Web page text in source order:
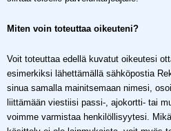
Miten voin toteuttaa oikeuteni?
Voit toteuttaa edellä kuvatut oikeutesi
esimerkiksi lähettämällä sähköpostia
sinua samalla mainitsemaan nimesi,
liittämään viestiisi passi-, ajokortti- tai
voimme varmistaa henkilöllisyytesi.